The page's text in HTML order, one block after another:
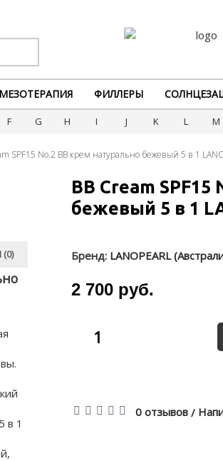
МЕЗОТЕРАПИЯ ФИЛЛЕРЫ
F G H I J K L M
SPF15 No.2 BB крем натурально бежевый 5 в 1
в 1
BB Cream
бежевый 5 в 1
Бренд: LANOPEARL
2 700 руб.
0 отзывов/